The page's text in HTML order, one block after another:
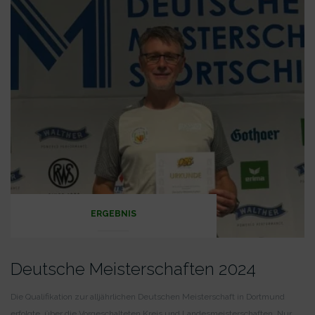
ERGEBNIS
Deutsche Meisterschaften 2024
Die Qualifikation zur alljährlichen Deutschen Meisterschaft in Dortmund